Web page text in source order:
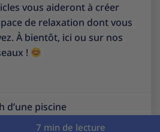
vous aideront à créer
de relaxation dont vous
À bientôt, ici ou sur nos
!
d’une piscine